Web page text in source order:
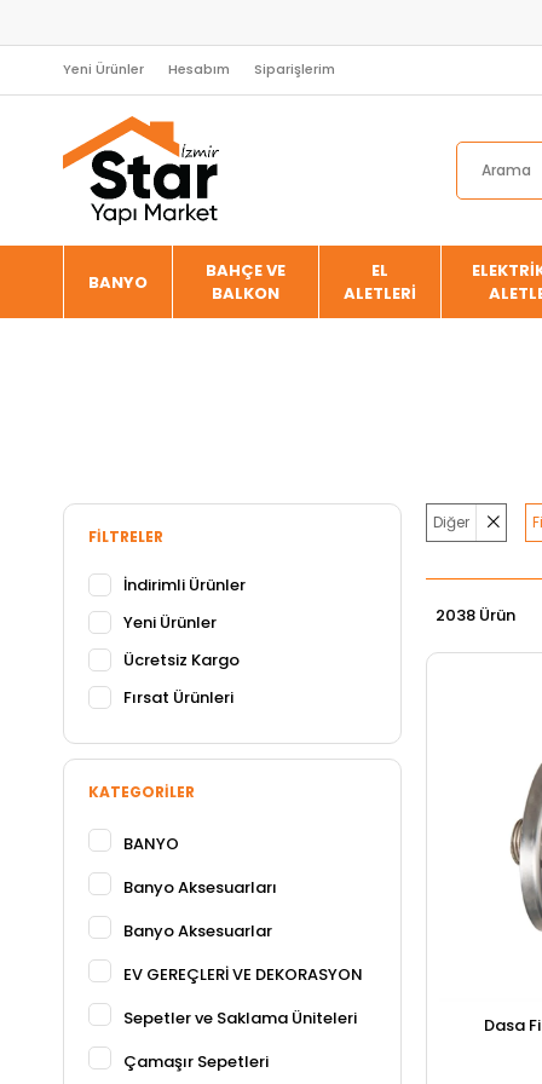
Yeni Ürünler Hesabım Siparişlerim
BANYO
BAHÇE VE
BALKON
EL
ALETLERİ
FILTRELER
İndirimli Ürünler
Yeni Ürünler
Ücretsiz Kargo
Fırsat Ürünleri
KATEGORILER
BANYO
Banyo Aksesuarları
Banyo Aksesuarlar
EV GEREÇLERİ VE DEKORASYON
Sepetler ve Saklama Üniteleri
Çamaşır Sepetleri
Diğer
2038 Ürün
Dasa